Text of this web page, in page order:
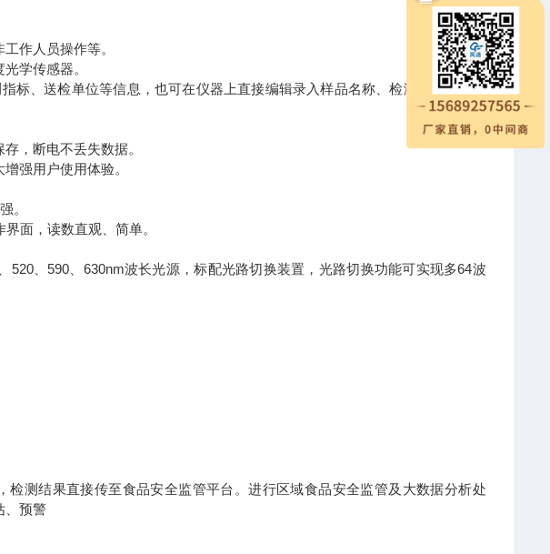
作人员操作等。
学传感器。
、送检单位等信息，也可在仪器上直接编辑录入样品名称、检测指标、送检
，断电不丢失数据。
强用户使用体验。
。
面，读数直观、简单。
、590、630nm波长光源，标配光路切换装置，光路切换功能可实现多64波
测结果直接传至食品安全监管平台。进行区域食品安全监管及大数据分析处
、预警